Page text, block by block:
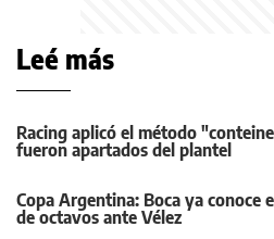
Leé más
Racing aplicó el método
fueron apartados del plantel
Copa Argentina: Boca ya conoce
de octavos ante Vélez